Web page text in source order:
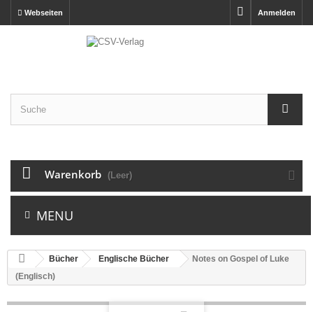
Anmelden
Webseiten
Warenkorb (Leer)
MENU
Bücher Englische Bücher
Notes on Gospel of Luke
(Englisch)